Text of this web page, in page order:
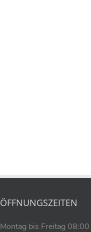
ÖFFNUNGSZEITEN
Montag bis Freitag